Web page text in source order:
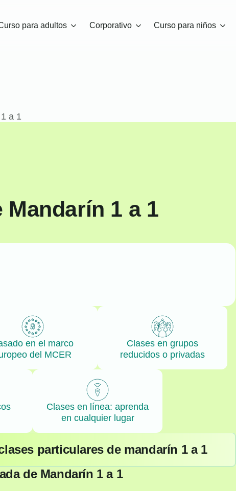
para adultos Corporativo Curso para niños
a 1
1 a 1
en el marco
del MCER
Clases en grupos
reducidos o privadas
Clases en línea: aprenda
en cualquier lugar
particulares de mandarín 1 a 1
de Mandarín 1 a 1